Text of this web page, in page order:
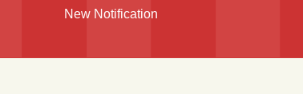
New Notification